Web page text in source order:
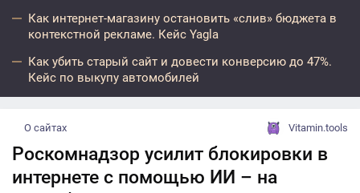
Как интернет-магазину остановить «слив» бюджета в
контекстной рекламе. Кейс Yagla
Как убить старый сайт и довести конверсию до 47%.
Кейс по выкупу автомобилей
О сайтах Vitamin.tools
Роскомнадзор усилит блокировки в
интернете с помощью ИИ – на